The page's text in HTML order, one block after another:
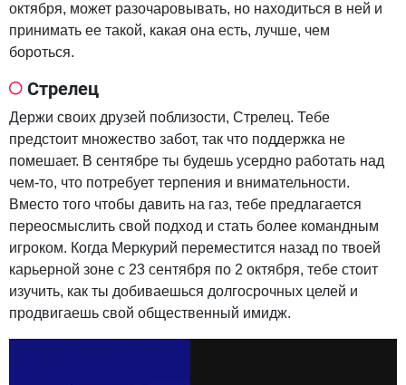
октября, может разочаровывать, но находиться в ней и
принимать ее такой, какая она есть, лучше, чем
бороться.
Стрелец
Держи своих друзей поблизости, Стрелец. Тебе
предстоит множество забот, так что поддержка не
помешает. В сентябре ты будешь усердно работать над
чем-то, что потребует терпения и внимательности.
Вместо того чтобы давить на газ, тебе предлагается
переосмыслить свой подход и стать более командным
игроком. Когда Меркурий переместится назад по твоей
карьерной зоне с 23 сентября по 2 октября, тебе стоит
изучить, как ты добиваешься долгосрочных целей и
продвигаешь свой общественный имидж.